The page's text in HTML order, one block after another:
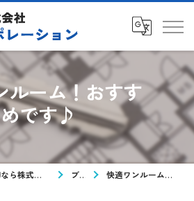
ルーム！おすす
めです♪
東大阪市の不動産売却なら株式会社ユー・コーポレーション ブログ 快適ワンルーム！おすすめです♪